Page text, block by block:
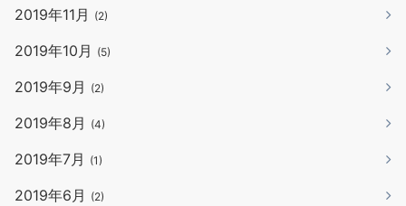
2019年11月 (2)
2019年10月 (5)
2019年9月 (2)
2019年8月 (4)
2019年7月 (1)
2019年6月 (2)